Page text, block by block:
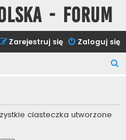
- Forum
Zaloguj się
Zarejestruj się
k
ciasteczka utworzone